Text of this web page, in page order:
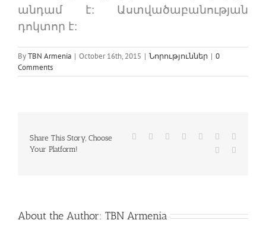
անդամ է: Աստվածաբանության
դոկտոր է:
ByTBN Armenia | October 16th, 2015 | Նորություններ | 0
Comments
Share This Story, Choose
Your Platform!
Facebook
Twitter Reddit LinkedInWhatsApp
Tumblr
About the Author: TBN Armenia